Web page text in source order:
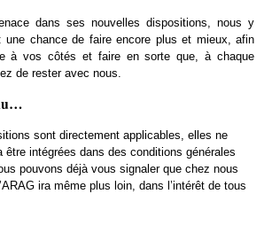
dans ses nouvelles dispositions, nous y
une chance de faire encore plus et mieux, afin
à vos côtés et faire en sorte que, à chaque
de rester avec nous.
sont directement applicables, elles ne
être intégrées dans des conditions générales
pouvons déjà vous signaler que chez nous
ira même plus loin, dans l’intérêt de tous